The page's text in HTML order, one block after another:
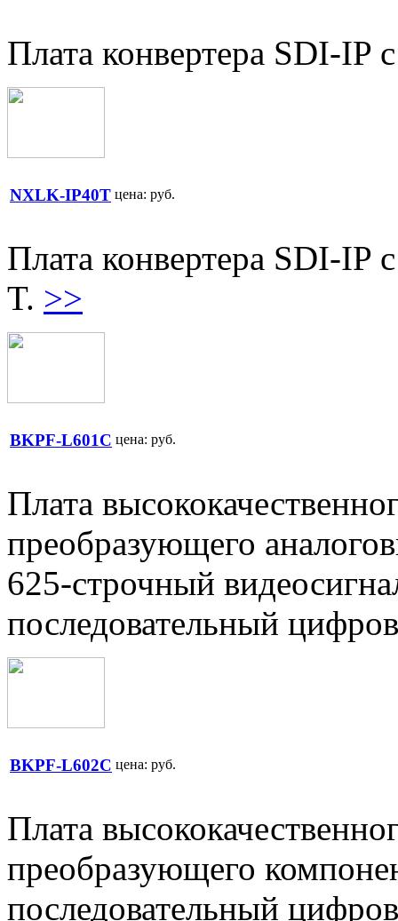
Плата конвертера SDI-
NXLK-IP40T цена: руб.
Плата конвертера SDI-
T. >>
BKPF-L601C цена: руб.
Плата
преобразующего
625-строчный
последовательный
BKPF-L602C цена: руб.
Плата
преобразующего
последовательный